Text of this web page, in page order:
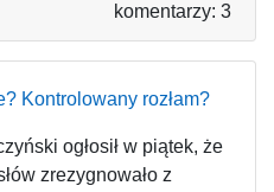
komentarzy: 3
Kontrolowany rozłam?
ogłosił w piątek, że
zrezygnowało z